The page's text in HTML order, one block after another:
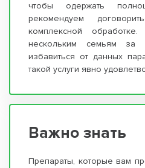
чтобы одержать
рекомендуем
комплексной
нескольким семьям за
избавиться от данных
такой услуги явно
Важно знать
Препараты, которые вам